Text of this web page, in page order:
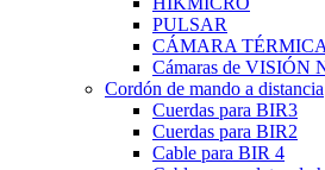
PULSAR
CÁMARA TÉRMICA
Cámaras de VISIÓN
Cordón de mando a distancia
Cuerdas para BIR3
Cuerdas para BIR2
Cable para BIR 4